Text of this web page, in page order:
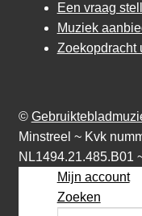
Een vraag
Muziek
Zoekopdracht
©
Minstreel ~ Kvk
NL1494.21.485.B01
Mijn account
Zoeken